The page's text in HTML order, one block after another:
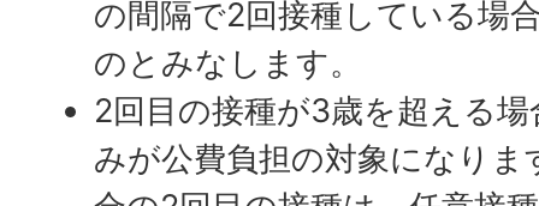
の間隔で2回接種している場
のとみなします。
2回目の接種が3歳を超える
みが公費負担の対象になり